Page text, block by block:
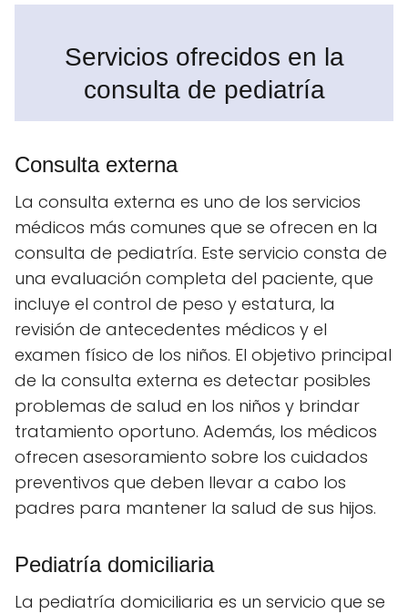
Servicios ofrecidos en la
consulta de pediatría
Consulta externa
La consulta externa es uno de los servicios
médicos más comunes que se ofrecen en la
consulta de pediatría. Este servicio consta de
una evaluación completa del paciente, que
incluye el control de peso y estatura, la
revisión de antecedentes médicos y el
examen físico de los niños. El objetivo principal
de la consulta externa es detectar posibles
problemas de salud en los niños y brindar
tratamiento oportuno. Además, los médicos
ofrecen asesoramiento sobre los cuidados
preventivos que deben llevar a cabo los
padres para mantener la salud de sus hijos.
Pediatría domiciliaria
La pediatría domiciliaria es un servicio que se